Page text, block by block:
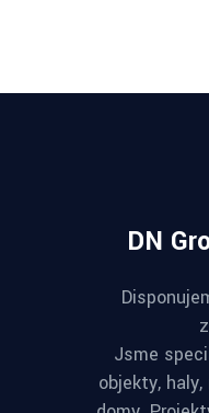
DN
Jsme
objekty,